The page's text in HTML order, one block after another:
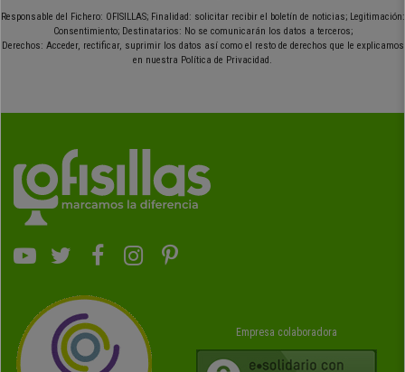
Responsable del Fichero: OFISILLAS; Finalidad: solicitar recibir el boletín de noticias; Legitimación:
Consentimiento; Destinatarios: No se comunicarán los datos a terceros;
Derechos: Acceder, rectificar, suprimir los datos así como el resto de derechos que le explicamos
en nuestra Política de Privacidad.
Empresa colaboradora